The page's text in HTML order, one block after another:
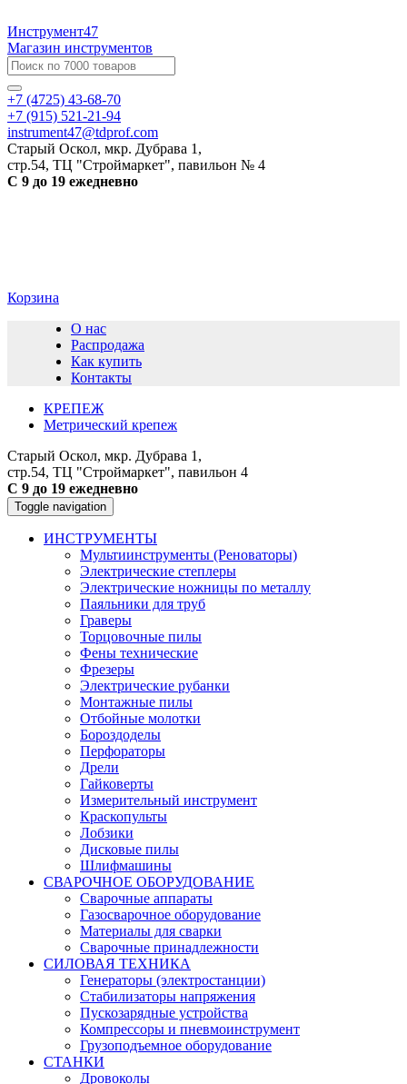
Инструмент47
Магазин инструментов
+7 (4725) 43-68-70
+7 (915) 521-21-94
instrument47@tdprof.com
Старый Оскол, мкр. Дубрава 1,
стр.54, ТЦ "Строймаркет", павильон № 4
С 9 до 19 ежедневно
Корзина
О нас
Распродажа
Как купить
Контакты
КРЕПЕЖ
Метрический крепеж
Старый Оскол, мкр. Дубрава 1,
стр.54, ТЦ "Строймаркет", павильон 4
С 9 до 19 ежедневно
Toggle navigation
ИНСТРУМЕНТЫ
Мультиинструменты (Реноваторы)
Электрические степлеры
Электрические ножницы по металлу
Паяльники для труб
Граверы
Торцовочные пилы
Фены технические
Фрезеры
Электрические рубанки
Монтажные пилы
Отбойные молотки
Бороздоделы
Перфораторы
Дрели
Гайковерты
Измерительный инструмент
Краскопульты
Лобзики
Дисковые пилы
Шлифмашины
СВАРОЧНОЕ ОБОРУДОВАНИЕ
Сварочные аппараты
Газосварочное оборудование
Материалы для сварки
Сварочные принадлежности
СИЛОВАЯ ТЕХНИКА
Генераторы (электростанции)
Стабилизаторы напряжения
Пускозарядные устройства
Компрессоры и пневмоинструмент
Грузоподъемное оборудование
СТАНКИ
Дровоколы